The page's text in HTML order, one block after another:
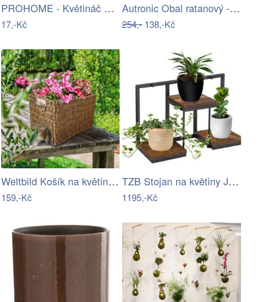
PROHOME - Květináč CAMPANULA 11 terakota
17,-Kč
Autronic Obal ratanový - tvar psa AB1014
254,-138,-Kč
Weltbild Košík na květináč z mořské…
159,-Kč
TZB Stojan na květiny JOSE RUSTIC černý…
1195,-Kč